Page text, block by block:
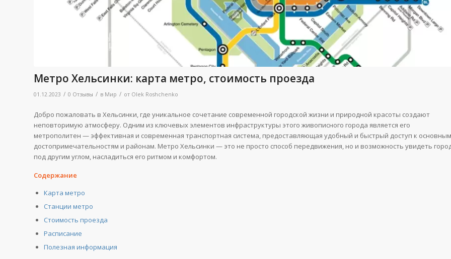
Метро Хельсинки: карта метро, стоимость проезда
01.12.2023 / 0 Отзывы / в Мир / от Olek Roshchenko
Добро пожаловать в Хельсинки, где уникальное сочетание современной городской жизни и природной красоты создают
неповторимую атмосферу. Одним из ключевых элементов инфраструктуры этого живописного города является его
метрополитен — эффективная и современная транспортная система, предоставляющая удобный и быстрый доступ к основным
достопримечательностям и районам. Метро Хельсинки — это не просто способ передвижения, но и возможность увидеть
под другим углом, насладиться его ритмом и комфортом.
Содержание
Карта метро
Станции метро
Стоимость проезда
Расписание
Полезная информация